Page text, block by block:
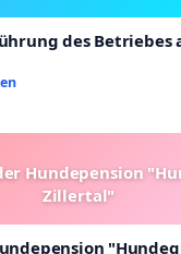
des Betriebes
Hundepension
Zillertal"